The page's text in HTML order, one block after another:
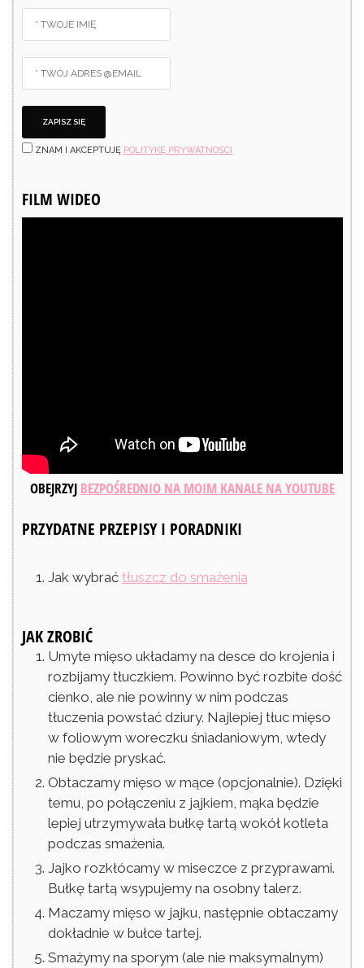
ZNAM I AKCEPTUJĘ POLITYKĘ PRYWATNOŚCI
FILM WIDEO
OBEJRZYJ BEZPOŚREDNIO NA MOIM KANALE NA YOUTUBE
PRZYDATNE PRZEPISY I PORADNIKI
Jak wybrać tłuszcz do smażenia
JAK ZROBIĆ
Umyte mięso układamy na desce do krojenia i
rozbijamy tłuczkiem. Powinno być rozbite dość
cienko, ale nie powinny w nim podczas
tłuczenia powstać dziury. Najlepiej tłuc mięso
w foliowym woreczku śniadaniowym, wtedy
nie będzie pryskać.
Obtaczamy mięso w mące (opcjonalnie). Dzięki
temu, po połączeniu z jajkiem, mąka będzie
lepiej utrzymywała bułkę tartą wokół kotleta
podczas smażenia.
Jajko rozkłócamy w miseczce z przyprawami.
Bułkę tartą wsypujemy na osobny talerz.
Maczamy mięso w jajku, następnie obtaczamy
dokładnie w bułce tartej.
Smażymy na sporym (ale nie maksymalnym)